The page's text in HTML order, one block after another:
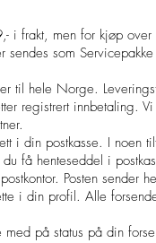
i frakt, men for kjøp over
sendes som
til hele Norge.
registrert innbetaling.
i din postkasse. I noen
få henteseddel i
Posten
i din profil. Alle
på status på din